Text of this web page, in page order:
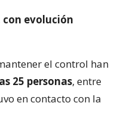
con evolución
el control han
25 personas, entre
en contacto con la